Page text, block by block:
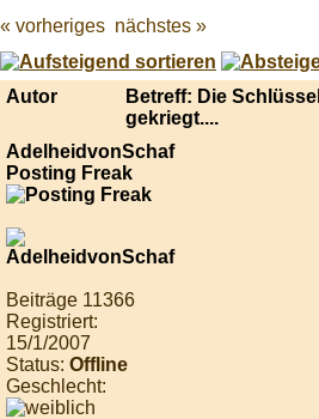
Best
online
live
casino
« vorheriges nächstes »
Autor
Betreff: Die
gekriegt....
AdelheidvonSchaf
Posting Freak
Beiträge 11366
Registriert:
15/1/2007
Status: Offline
Geschlecht: